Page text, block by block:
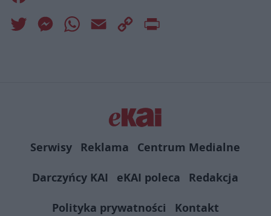
Twitter MessengerWhatsApp
Email
Copy
Serwisy Reklama
Centrum Medialne
Darczyńcy KAI
eKAI poleca
Redakcja
Polityka prywatności
Kontakt